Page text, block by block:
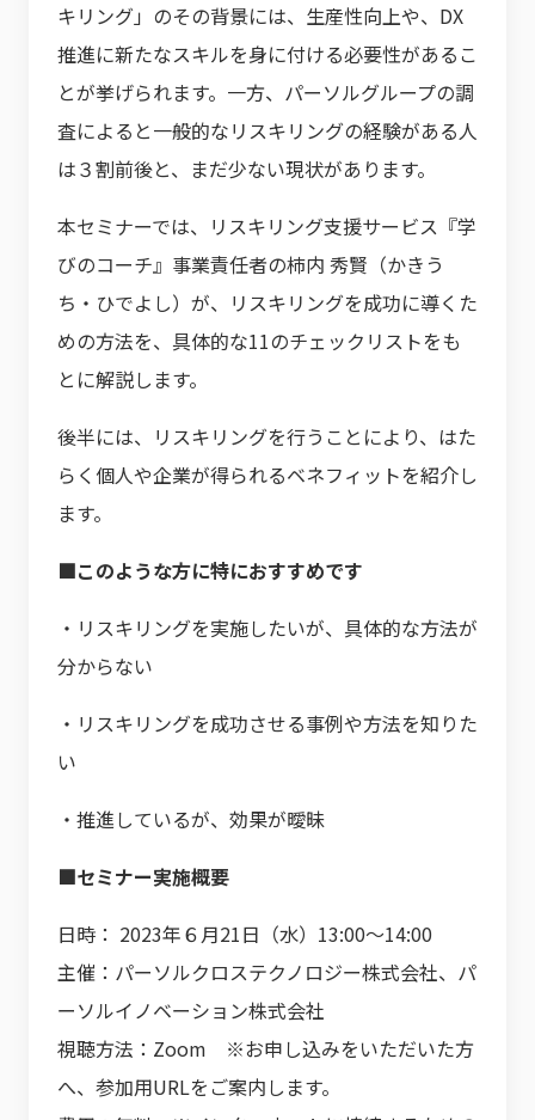
キリング」のその背景には、生産性向上や、DX
推進に新たなスキルを身に付ける必要性があるこ
とが挙げられます。一方、パーソルグループの調
査によると一般的なリスキリングの経験がある人
は３割前後と、まだ少ない現状があります。
本セミナーでは、リスキリング支援サービス『学
びのコーチ』事業責任者の柿内 秀賢（かきう
ち・ひでよし）が、リスキリングを成功に導くた
めの方法を、具体的な11のチェックリストをも
とに解説します。
後半には、リスキリングを行うことにより、はた
らく個人や企業が得られるベネフィットを紹介し
ます。
■このような方に特におすすめです
・リスキリングを実施したいが、具体的な方法が
分からない
・リスキリングを成功させる事例や方法を知りた
い
・推進しているが、効果が曖昧
■セミナー実施概要
日時： 2023年６月21日（水）13:00～14:00
主催：パーソルクロステクノロジー株式会社、パ
ーソルイノベーション株式会社
視聴方法：Zoom ※お申し込みをいただいた方
へ、参加用URLをご案内します。